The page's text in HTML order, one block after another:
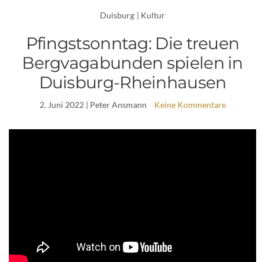
Duisburg | Kultur
Pfingstsonntag: Die treuen
Bergvagabunden spielen in
Duisburg-Rheinhausen
2. Juni 2022| Peter Ansmann Keine Kommentare